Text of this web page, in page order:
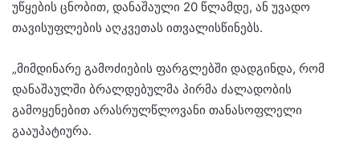
უწყების ცნობით, დანაშაული 20 წლამდე, ან უვადო
თავისუფლების აღკვეთას ითვალისწინებს.
„მიმდინარე გამოძიების ფარგლებში დადგინდა, რომ
დანაშაულში ბრალდებულმა პირმა ძალადობის
გამოყენებით არასრულწლოვანი თანასოფლელი
გააუპატიურა.